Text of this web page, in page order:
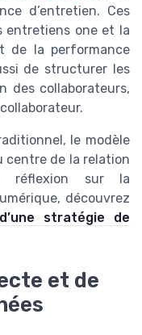
d’entretien. Ces
entretiens one et la
de la performance
de structurer les
des collaborateurs,
le modèle
centre de la relation
réflexion sur la
découvrez
stratégie de
et de